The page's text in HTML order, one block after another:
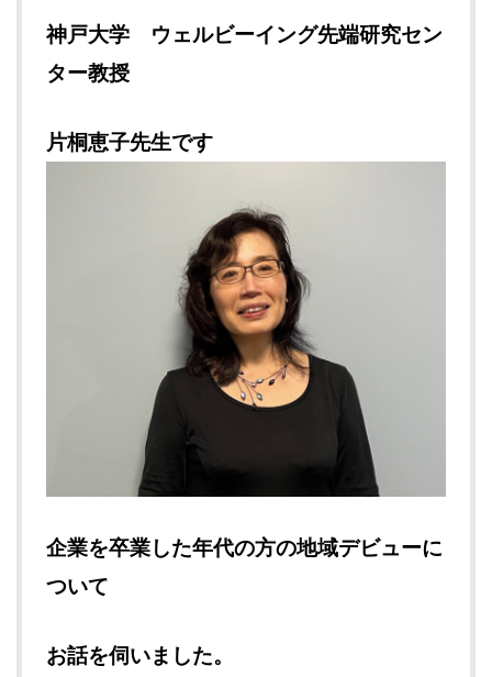
神戸大学 ウェルビーイング先端研究セン
ター教授
片桐恵子先生です
企業を卒業した年代の方の地域デビューに
ついて
お話を伺いました。